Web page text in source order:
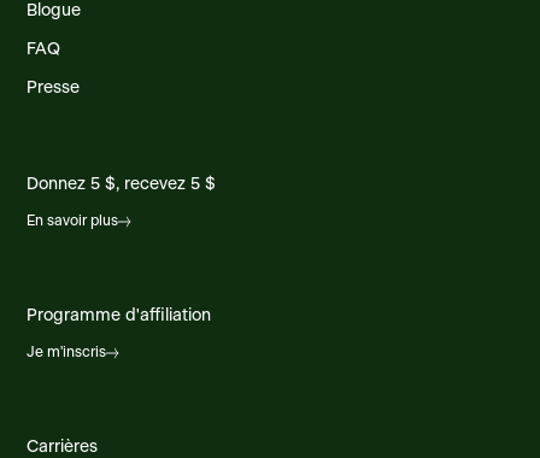
Blogue
FAQ
Presse
Donnez 5 $, recevez 5 $
En savoir plus
Programme d'affiliation
Je m'inscris
Carrières